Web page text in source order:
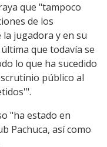
que "tampoco
de los
jugadora y en su
que todavía se
lo que ha sucedido
público al
"ha estado en
Pachuca, así como